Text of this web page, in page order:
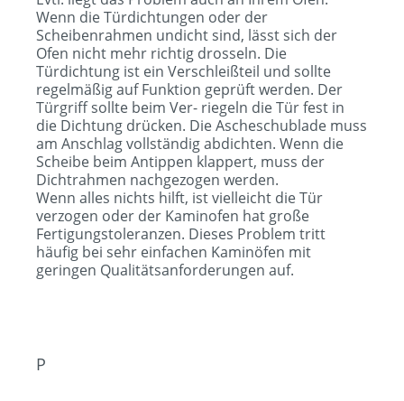
Wenn die Türdichtungen oder der
Scheibenrahmen undicht sind, lässt sich der
Ofen nicht mehr richtig drosseln. Die
Türdichtung ist ein Verschleißteil und sollte
regelmäßig auf Funktion geprüft werden. Der
Türgriff sollte beim Ver- riegeln die Tür fest in
die Dichtung drücken. Die Ascheschublade muss
am Anschlag vollständig abdichten. Wenn die
Scheibe beim Antippen klappert, muss der
Dichtrahmen nachgezogen werden.
Wenn alles nichts hilft, ist vielleicht die Tür
verzogen oder der Kaminofen hat große
Fertigungstoleranzen. Dieses Problem tritt
häufig bei sehr einfachen Kaminöfen mit
geringen Qualitätsanforderungen auf.
P